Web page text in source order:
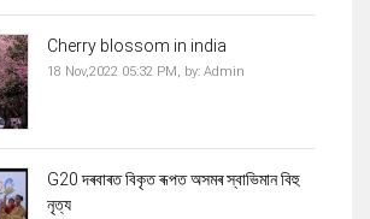
Cherry blossom in india
18 Nov,2022 05:32 PM, by: Admin
G20 দৰবাৰত বিকৃত ৰূপত অসমৰ স্বাভিমান বিহু
নৃত্য